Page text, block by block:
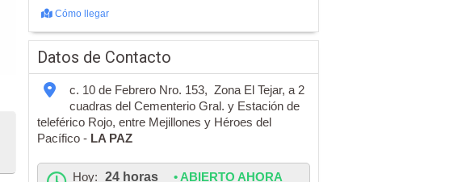
Cómo llegar
Datos de Contacto
c. 10 de Febrero Nro. 153, Zona El Tejar, a 2
cuadras del Cementerio Gral. y Estación de
teleférico Rojo, entre Mejillones y Héroes del
Pacífico - LA PAZ
Hoy: 24 horas • ABIERTO AHORA